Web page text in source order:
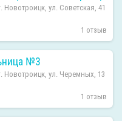
Новотроицк, ул. Советская, 41
1 отзыв
№3
Новотроицк, ул. Черемных, 13
1 отзыв